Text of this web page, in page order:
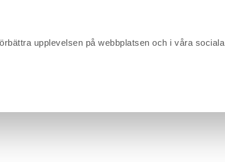
upplevelsen på webbplatsen och i våra sociala